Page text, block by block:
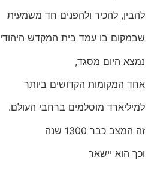
להבין, להכיר ולהפנים חד משמעית
שבמקום בו עמד בית המקדש היהודי
נמצא היום מסגד,
אחד המקומות הקדושים ביותר
למיליארד מוסלמים ברחבי העולם.
זה המצב כבר 1300 שנה
וכך הוא יישאר